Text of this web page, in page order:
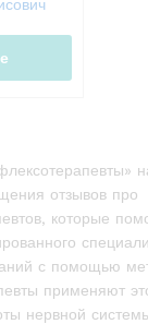
отзывов про
которые
с помощью
применяют
нервной